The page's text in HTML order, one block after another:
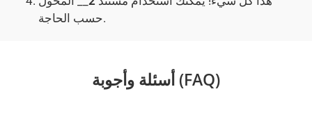
حسب الحاجة.
أسئلة وأجوبة (FAQ)